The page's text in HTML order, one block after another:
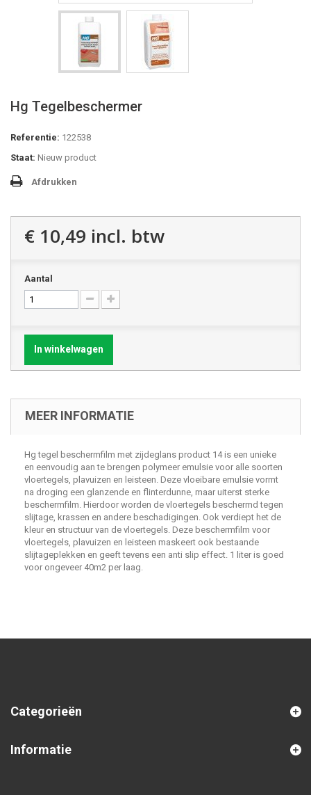
Hg Tegelbeschermer
Referentie: 122538
Staat: Nieuw product
Afdrukken
€ 10,49 incl. btw
Aantal
In winkelwagen
MEER INFORMATIE
Hg tegel beschermfilm met zijdeglans product 14 is een unieke
en eenvoudig aan te brengen polymeer emulsie voor alle soorten
vloertegels, plavuizen en leisteen. Deze vloeibare emulsie vormt
na droging een glanzende en flinterdunne, maar uiterst sterke
beschermfilm. Hierdoor worden de vloertegels beschermd tegen
slijtage, krassen en andere beschadigingen. Ook verdiept het de
kleur en structuur van de vloertegels. Deze beschermfilm voor
vloertegels, plavuizen en leisteen maskeert ook bestaande
slijtageplekken en geeft tevens een anti slip effect. 1 liter is goed
voor ongeveer 40m2 per laag.
Categorieën
Informatie